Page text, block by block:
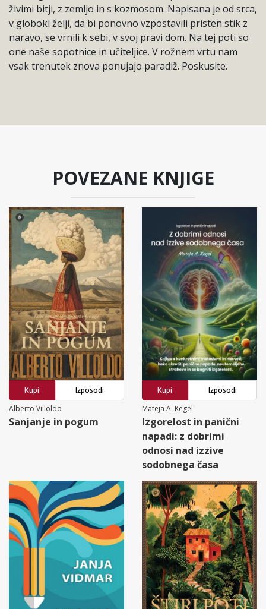
živimi bitji, z zemljo in s kozmosom. Napisana je od srca,
v globoki želji, da bi ponovno vzpostavili pristen stik z
naravo, se vrnili k sebi, v svoj pravi dom. Na tej poti so
one naše sopotnice in učiteljice. V rožnem vrtu nam
vsak trenutek znova ponujajo paradiž. Poskusite.
POVEZANE KNJIGE
Kupi
Izposodi
Alberto Villoldo
Sanjanje in pogum
Kupi
Izposodi
Mateja A. Kegel
Izgorelost in panični
napadi: z dobrimi
odnosi nad izzive
sodobnega časa